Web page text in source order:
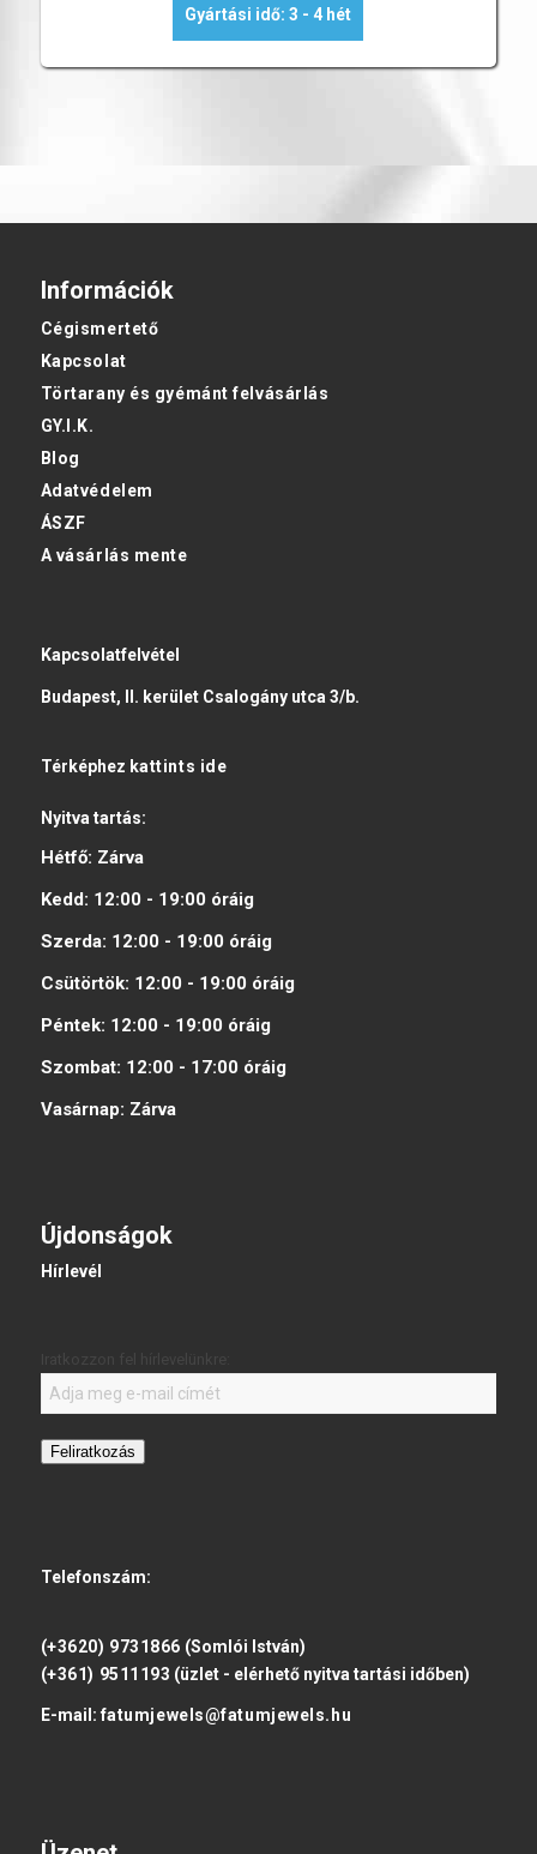
Gyártási idő: 3 - 4 hét
Információk
Cégismertető
Kapcsolat
Törtarany és gyémánt felvásárlás
GY.I.K.
Blog
Adatvédelem
ÁSZF
A vásárlás mente
Kapcsolatfelvétel
Budapest, II. kerület Csalogány utca 3/b.
Térképhez kattints ide
Nyitva tartás:
Hétfő: Zárva
Kedd: 12:00 - 19:00 óráig
Szerda: 12:00 - 19:00 óráig
Csütörtök: 12:00 - 19:00 óráig
Péntek: 12:00 - 19:00 óráig
Szombat: 12:00 - 17:00 óráig
Vasárnap: Zárva
Újdonságok
Hírlevél
Feliratkozás
Telefonszám:
(+3620) 9731866 (Somlói István)
(+361) 9511193 (üzlet - elérhető nyitva tartási időben)
E-mail: fatumjewels@fatumjewels.hu